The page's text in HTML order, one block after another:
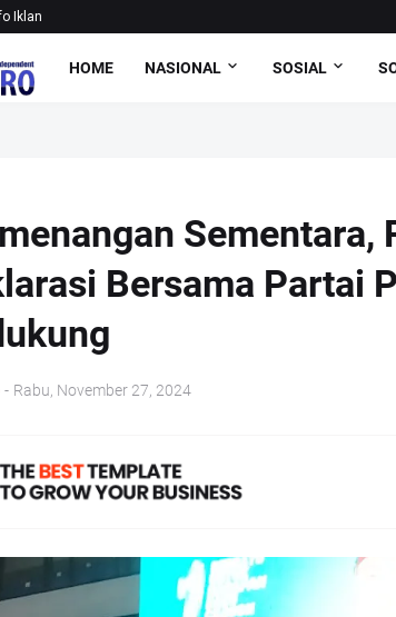
Iklan
HOME NASIONAL SOSIAL
Sementara,
Bersama Partai
- Rabu, November 27, 2024